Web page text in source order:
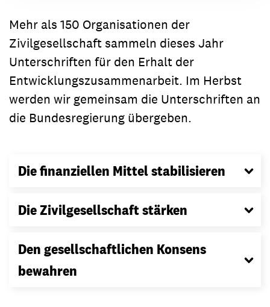
Mehr als 150 Organisationen der
Zivilgesellschaft sammeln dieses Jahr
Unterschriften für den Erhalt der
Entwicklungszusammenarbeit. Im Herbst
werden wir gemeinsam die Unterschriften an
die Bundesregierung übergeben.
Die finanziellen Mittel stabilisieren
Die Zivilgesellschaft stärken
Den gesellschaftlichen Konsens
bewahren